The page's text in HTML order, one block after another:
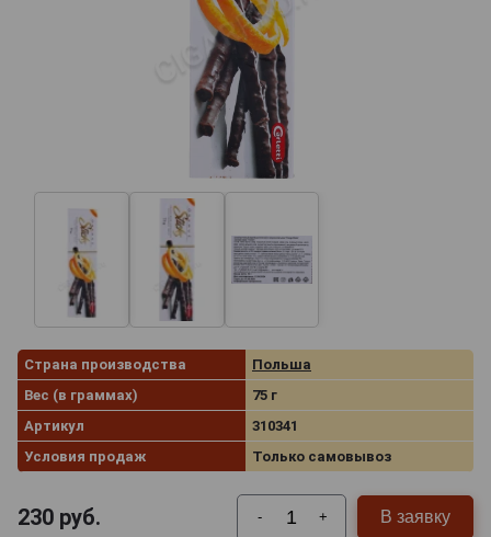
Страна производства
Польша
Вес (в граммах)
75 г
Артикул
310341
Условия продаж
Только самовывоз
230 руб. - + В заявку